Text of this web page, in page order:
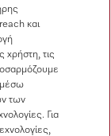
και
τις
μέσω
των
Για